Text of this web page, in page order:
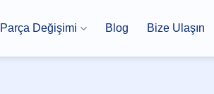
Parça Değişimi Blog Bize Ulaşın